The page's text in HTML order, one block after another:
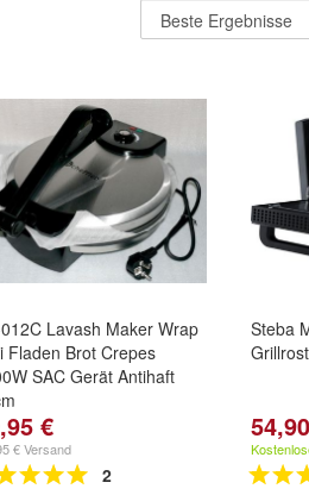
Lavash Maker Wrap
Fladen Brot Crepes
SAC Gerät Antihaft
€
€ Versand
2
Steba